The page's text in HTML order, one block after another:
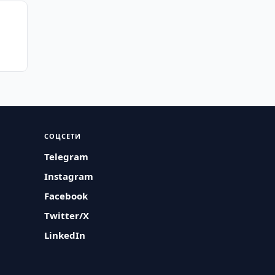
СОЦСЕТИ
Telegram
Instagram
Facebook
Twitter/X
LinkedIn